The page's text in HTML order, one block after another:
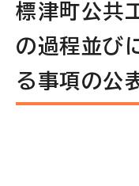
標津町公共
の過程並び
る事項の公